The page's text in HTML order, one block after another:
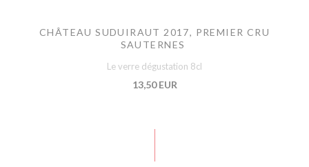
CHÂTEAU SUDUIRAUT 2017, PREMIER CRU
SAUTERNES
Le verre dégustation 8cl
13,50 EUR